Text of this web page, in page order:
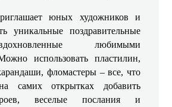
юных художников и
уникальные поздравительные
любимыми
использовать пластилин,
фломастеры – все, что
самих открытках добавить
веселые послания и